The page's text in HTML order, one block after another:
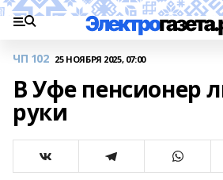
ЧП 102 25 НОЯБРЯ 2025, 07:00
В Уфе пенсионер
руки